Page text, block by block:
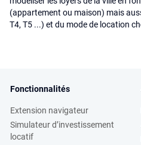
(appartement ou maison) mais
T4, T5 ...) et du mode de location
Fonctionnalités
Extension navigateur
Simulateur d’investissement
locatif